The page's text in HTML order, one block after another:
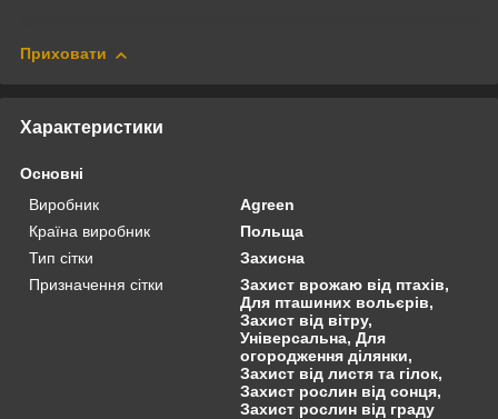
Приховати
Характеристики
Основні
Виробник
Agreen
Країна виробник
Польща
Тип сітки
Захисна
Призначення сітки
Захист врожаю від птахів,
Для пташиних вольєрів,
Захист від вітру,
Універсальна, Для
огородження ділянки,
Захист від листя та гілок,
Захист рослин від сонця,
Захист рослин від граду